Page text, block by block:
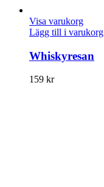
Visa varukorg
Lägg till i varukorg
Whiskyresan
159 kr